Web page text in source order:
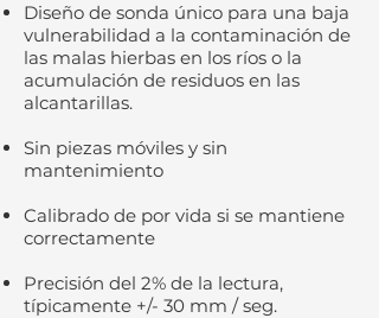
Diseño de sonda único para una baja
vulnerabilidad a la contaminación de
las malas hierbas en los ríos o la
acumulación de residuos en las
alcantarillas.
Sin piezas móviles y sin
mantenimiento
Calibrado de por vida si se mantiene
correctamente
Precisión del 2% de la lectura,
típicamente +/- 30 mm / seg.